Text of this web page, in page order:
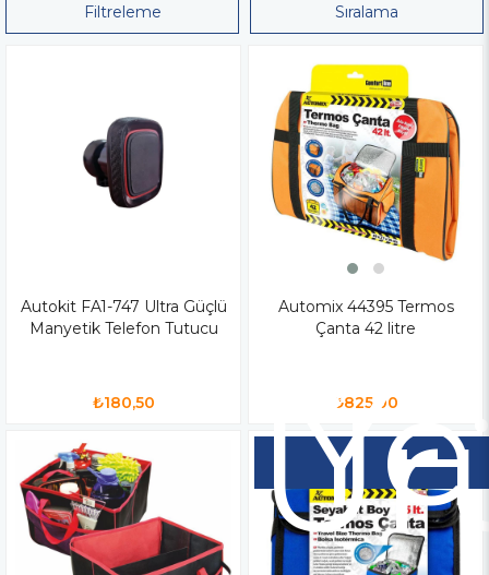
Filtreleme Sıralama
Autokit FA1-747 Ultra Güçlü
Manyetik Telefon Tutucu
₺180,50
Automix 44395 Termos
Çanta 42 litre
₺825,00